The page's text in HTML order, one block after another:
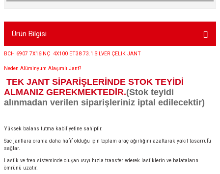
Jant
Ürün Bilgisi
BCH 6907 7X16İNÇ 4X100 ET38 73.1 SILVER ÇELİK JANT
Neden Alüminyum Alaşımlı Jant?
TEK JANT SİPARİŞLERİNDE STOK TEYİDİ
ALMANIZ GEREKMEKTEDİR.(Stok teyidi
alınmadan verilen siparişleriniz iptal edilecektir)
Yüksek balans tutma kabiliyetine sahiptir.
Sac jantlara oranla daha hafif olduğu için toplam araç ağırlığını azaltarak yakıt tasarrufu
sağlar.
Lastik ve fren sisteminde oluşan ısıyı hızla transfer ederek lastiklerin ve balataların
ömrünü uzatır.